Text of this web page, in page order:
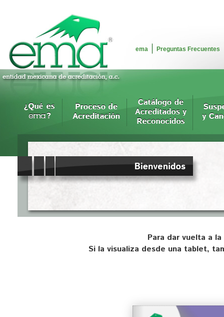
ema Preguntas Frecuentes
Para dar vuelta a
Si la visualiza desde una tablet,